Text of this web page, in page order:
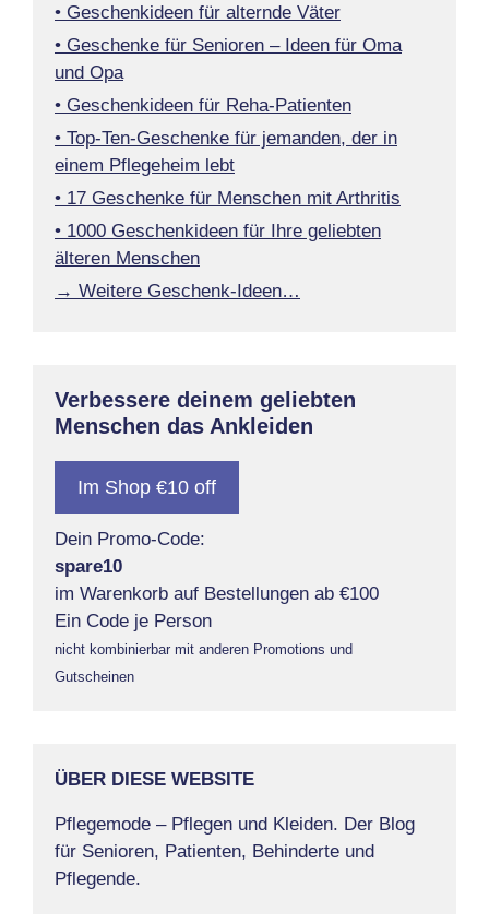
• Geschenkideen für alternde Väter
• Geschenke für Senioren – Ideen für Oma
und Opa
• Geschenkideen für Reha-Patienten
• Top-Ten-Geschenke für jemanden, der in
einem Pflegeheim lebt
• 17 Geschenke für Menschen mit Arthritis
• 1000 Geschenkideen für Ihre geliebten
älteren Menschen
→ Weitere Geschenk-Ideen…
Verbessere deinem geliebten
Menschen das Ankleiden
Im Shop €10 off
Dein Promo-Code:
spare10
im Warenkorb auf Bestellungen ab €100
Ein Code je Person
nicht kombinierbar mit anderen Promotions und
Gutscheinen
ÜBER DIESE WEBSITE
Pflegemode – Pflegen und Kleiden. Der Blog
für Senioren, Patienten, Behinderte und
Pflegende.